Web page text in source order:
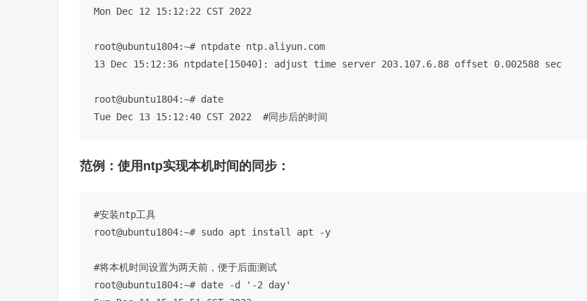
Mon Dec 12 15:12:22 CST 2022
root@ubuntu1804:~# ntpdate ntp.aliyun.com
13 Dec 15:12:36 ntpdate[15040]: adjust time server 203.107.6.88 offset 0.002588 sec
root@ubuntu1804:~# date
Tue Dec 13 15:12:40 CST 2022 #同步后的时间
范例：使用ntp实现本机时间的同步：
#安装ntp工具
root@ubuntu1804:~# sudo apt install apt -y
#将本机时间设置为两天前，便于后面测试
root@ubuntu1804:~# date -d '-2 day'